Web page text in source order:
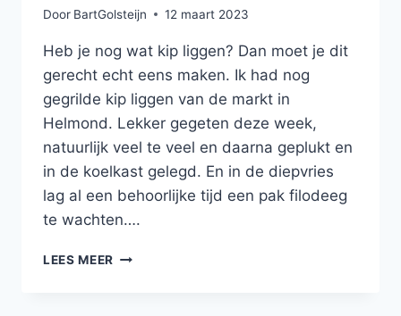
Door BartGolsteijn 12 maart 2023
Heb je nog wat kip liggen? Dan moet je dit
gerecht echt eens maken. Ik had nog
gegrilde kip liggen van de markt in
Helmond. Lekker gegeten deze week,
natuurlijk veel te veel en daarna geplukt en
in de koelkast gelegd. En in de diepvries
lag al een behoorlijke tijd een pak filodeeg
te wachten….
LEES MEER MAROKKAANSE